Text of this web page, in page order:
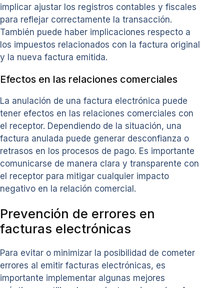
implicar ajustar los registros contables y fiscales
para reflejar correctamente la transacción.
También puede haber implicaciones respecto a
los impuestos relacionados con la factura original
y la nueva factura emitida.
Efectos en las relaciones comerciales
La anulación de una factura electrónica puede
tener efectos en las relaciones comerciales con
el receptor. Dependiendo de la situación, una
factura anulada puede generar desconfianza o
retrasos en los procesos de pago. Es importante
comunicarse de manera clara y transparente con
el receptor para mitigar cualquier impacto
negativo en la relación comercial.
Prevención de errores en
facturas electrónicas
Para evitar o minimizar la posibilidad de cometer
errores al emitir facturas electrónicas, es
importante implementar algunas mejores